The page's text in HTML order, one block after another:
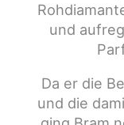
und
Da er die
und die